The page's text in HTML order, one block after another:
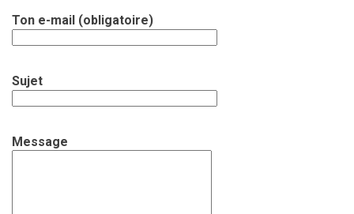
Ton e-mail (obligatoire)
Sujet
Message